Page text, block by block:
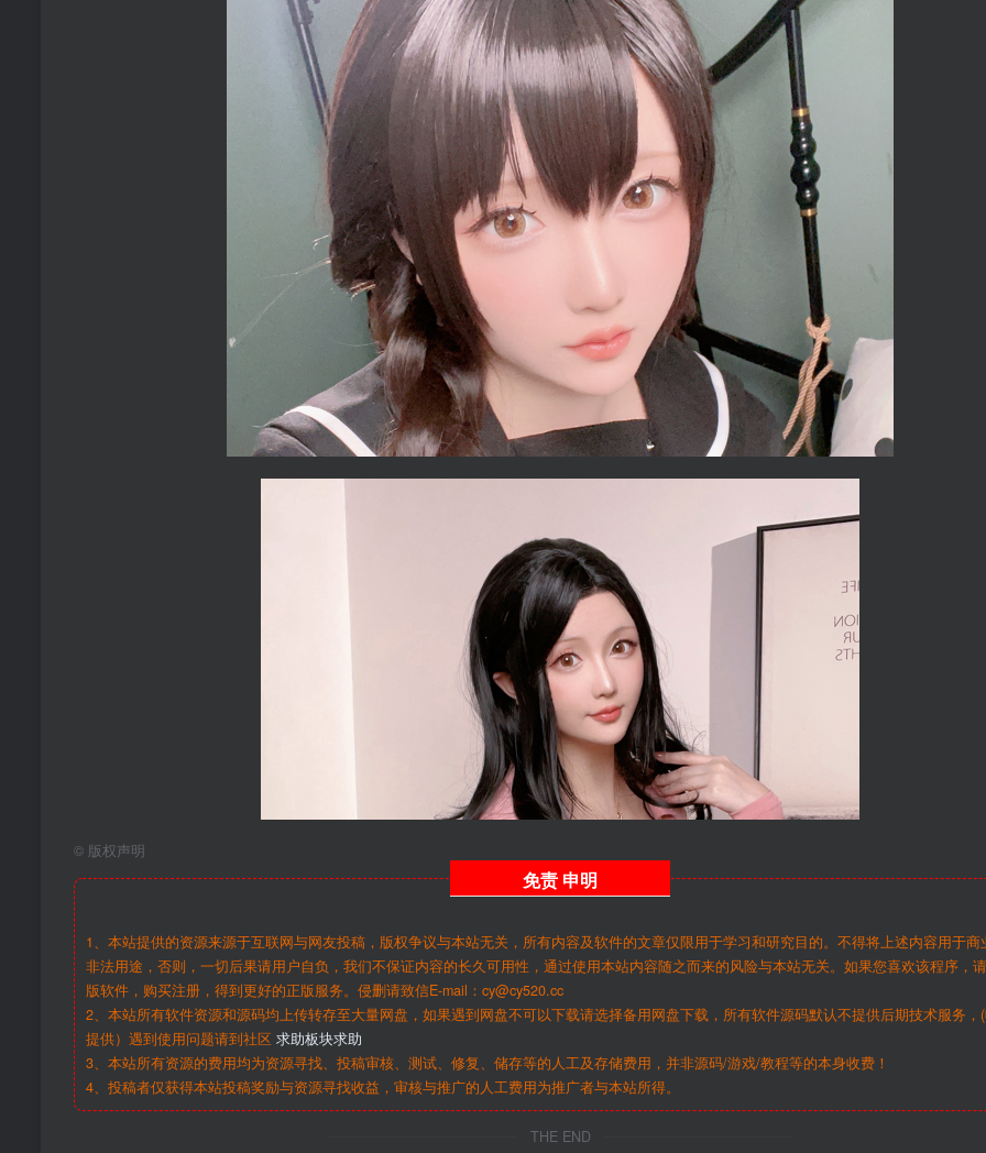
© 版权声明
免责 申明
1、本站提供的资源来源于互联网与网友投稿，版权争议与本站无关，所有内容及软件的文章仅限用于学习和研究目的。不得将上述内容用于商
非法用途，否则，一切后果请用户自负，我们不保证内容的长久可用性，通过使用本站内容随之而来的风险与本站无关。如果您喜欢该程序，
版软件，购买注册，得到更好的正版服务。侵删请致信E-mail：cy@cy520.cc
2、本站所有软件资源和源码均上传转存至大量网盘，如果遇到网盘不可以下载请选择备用网盘下载，所有软件源码默认不提供后期技术服务，
提供）遇到使用问题请到社区 求助板块求助
3、本站所有资源的费用均为资源寻找、投稿审核、测试、修复、储存等的人工及存储费用，并非源码/游戏/教程等的本身收费！
4、投稿者仅获得本站投稿奖励与资源寻找收益，审核与推广的人工费用为推广者与本站所得。
THE END